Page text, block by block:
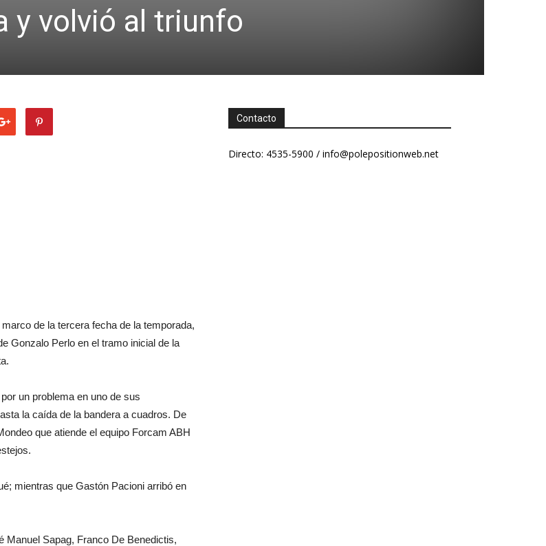
y volvió al triunfo
de la tercera fecha de la temporada,
Gonzalo Perlo en el tramo inicial de la
un problema en uno de sus
la caída de la bandera a cuadros. De
que atiende el equipo Forcam ABH
mientras que Gastón Pacioni arribó en
Manuel Sapag, Franco De Benedictis,
Contacto
Directo: 4535-5900 / info@polepositionweb.net